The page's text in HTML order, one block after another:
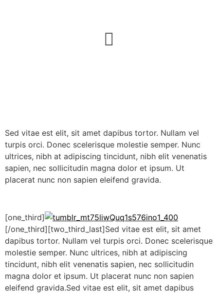
Sed vitae est elit, sit amet dapibus tortor. Nullam vel
turpis orci. Donec scelerisque molestie semper. Nunc
ultrices, nibh at adipiscing tincidunt, nibh elit venenatis
sapien, nec sollicitudin magna dolor et ipsum. Ut
placerat nunc non sapien eleifend gravida.
[one_third]
[/one_third][two_third_last]Sed vitae est elit, sit amet
dapibus tortor. Nullam vel turpis orci. Donec scelerisque
molestie semper. Nunc ultrices, nibh at adipiscing
tincidunt, nibh elit venenatis sapien, nec sollicitudin
magna dolor et ipsum. Ut placerat nunc non sapien
eleifend gravida.Sed vitae est elit, sit amet dapibus